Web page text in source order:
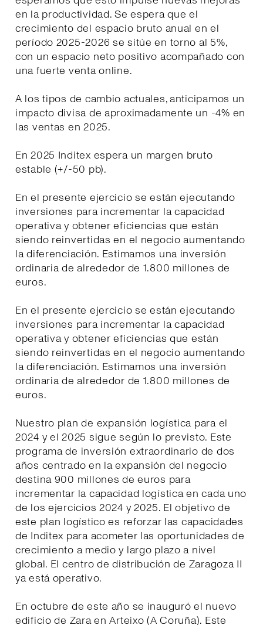
en la productividad. Se espera que el
crecimiento del espacio bruto anual en el
período 2025-2026 se sitúe en torno al 5%,
con un espacio neto positivo acompañado con
una fuerte venta online.
A los tipos de cambio actuales, anticipamos un
impacto divisa de aproximadamente un -4% en
las ventas en 2025.
En 2025 Inditex espera un margen bruto
estable (+/-50 pb).
En el presente ejercicio se están ejecutando
inversiones para incrementar la capacidad
operativa y obtener eficiencias que están
siendo reinvertidas en el negocio aumentando
la diferenciación. Estimamos una inversión
ordinaria de alrededor de 1.800 millones de
euros.
En el presente ejercicio se están ejecutando
inversiones para incrementar la capacidad
operativa y obtener eficiencias que están
siendo reinvertidas en el negocio aumentando
la diferenciación. Estimamos una inversión
ordinaria de alrededor de 1.800 millones de
euros.
Nuestro plan de expansión logística para el
2024 y el 2025 sigue según lo previsto. Este
programa de inversión extraordinario de dos
años centrado en la expansión del negocio
destina 900 millones de euros para
incrementar la capacidad logística en cada uno
de los ejercicios 2024 y 2025. El objetivo de
este plan logístico es reforzar las capacidades
de Inditex para acometer las oportunidades de
crecimiento a medio y largo plazo a nivel
global. El centro de distribución de Zaragoza II
ya está operativo.
En octubre de este año se inauguró el nuevo
edificio de Zara en Arteixo (A Coruña). Este